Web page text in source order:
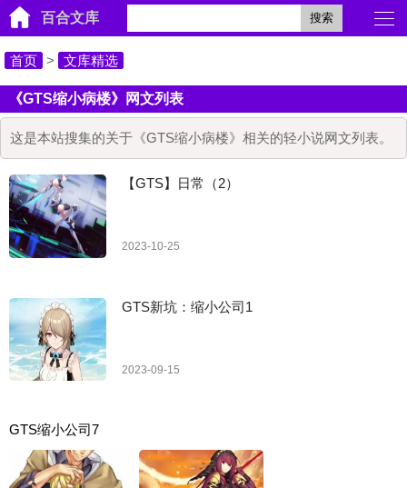
百合文库 搜索
首页 > 文库精选
《GTS缩小病楼》网文列表
这是本站搜集的关于《GTS缩小病楼》相关的轻小说网文列表。
【GTS】日常（2）
2023-10-25
GTS新坑：缩小公司1
2023-09-15
GTS缩小公司7